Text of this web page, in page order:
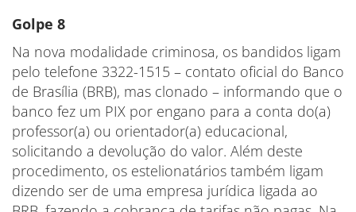
Golpe 8
Na nova modalidade criminosa, os bandidos ligam
pelo telefone 3322-1515 – contato oficial do Banco
de Brasília (BRB), mas clonado – informando que o
banco fez um PIX por engano para a conta do(a)
professor(a) ou orientador(a) educacional,
solicitando a devolução do valor. Além deste
procedimento, os estelionatários também ligam
dizendo ser de uma empresa jurídica ligada ao